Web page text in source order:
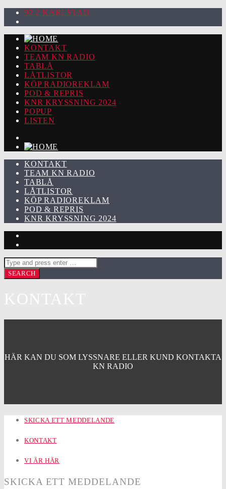
92.2 KARLSTAD
KONTAKT
TEAM KN RADIO
TABLÅ
LÅTLISTOR
KÖP RADIOREKLAM
POD & REPRIS
KNR KRYSSNING 2024
POPUP
LISTEN
KONTAKT
TEAM KN RADIO
TABLÅ
LÅTLISTOR
KÖP RADIOREKLAM
POD & REPRIS
KNR KRYSSNING 2024
HÄR KAN DU SOM LYSSNARE ELLER KUND KONTAKTA
KN RADIO
SKICKA ETT MEDDELANDE
KONTAKT
VI ÄR HÄR
SKICKA ETT MEDDELANDE